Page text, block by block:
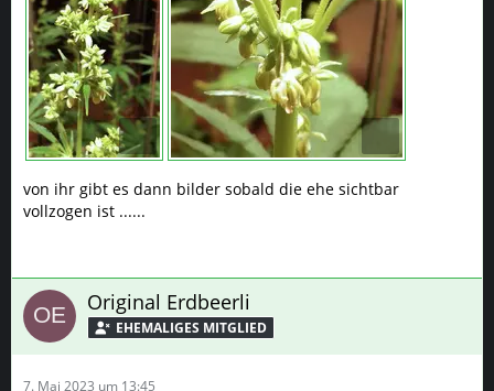
von ihr gibt es dann bilder sobald die ehe sichtbar
vollzogen ist ......
Original Erdbeerli
7. Mai 2023 um 13:45